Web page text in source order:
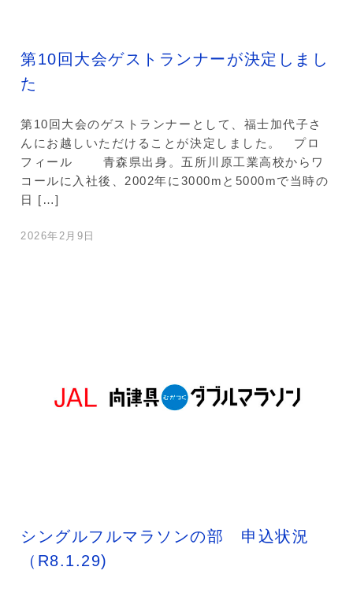
第10回大会ゲストランナーが決定しまし
た
第10回大会のゲストランナーとして、福士加代子さ
んにお越しいただけることが決定しました。 プロ
フィール 青森県出身。五所川原工業高校からワ
コールに入社後、2002年に3000mと5000mで当時の
日 […]
2026年2月9日
シングルフルマラソンの部 申込状況
（R8.1.29)